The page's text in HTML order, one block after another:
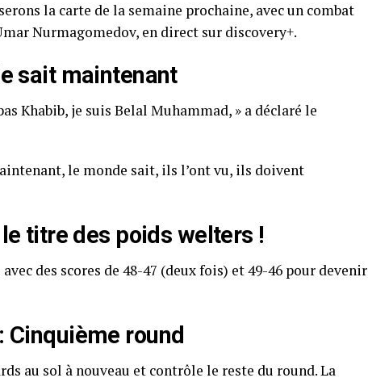
la carte de la semaine prochaine, avec un combat
Nurmagomedov, en direct sur discovery+.
sait maintenant
Khabib, je suis Belal Muhammad, » a déclaré le
le monde sait, ils l’ont vu, ils doivent
titre des poids welters !
des scores de 48-47 (deux fois) et 49-46 pour devenir
round
au sol à nouveau et contrôle le reste du round. La